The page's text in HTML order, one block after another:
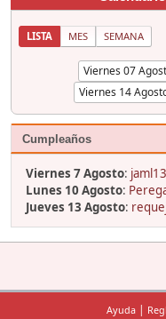
LISTA MES SEMANA
Cumpleaños
Viernes 7 Agosto:
Lunes 10 Agosto:
Jueves 13 Agosto:
Ayuda |